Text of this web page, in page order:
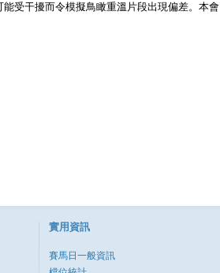
受干擾而令模擬鳥瞰重溫片段出現偏差。本會
實用資訊
賽馬日一般資訊